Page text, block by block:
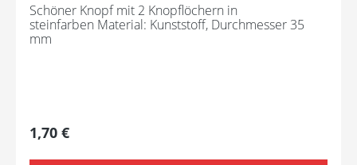
Schöner Knopf mit 2 Knopflöchern in
steinfarben Material: Kunststoff, Durchmesser 35
mm
Regulärer Preis:
1,70 €